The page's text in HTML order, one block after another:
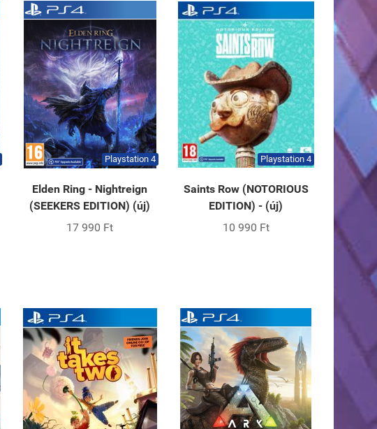
Playstation 4
Elden Ring - Nightreign
(SEEKERS EDITION) (új)
17 990 Ft
Playstation 4
Saints Row (NOTORIOUS
EDITION) - (új)
10 990 Ft